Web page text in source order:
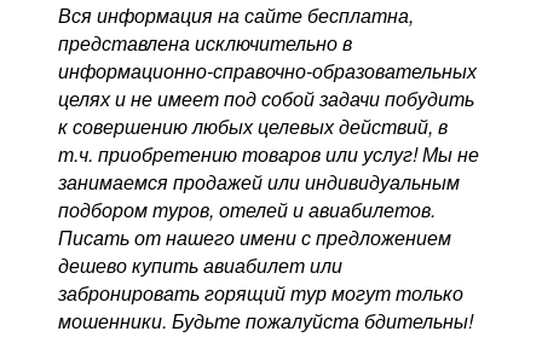
Вся информация на сайте бесплатна,
представлена исключительно в
информационно-справочно-образовательных
целях и не имеет под собой задачи побудить
к совершению любых целевых действий, в
т.ч. приобретению товаров или услуг! Мы не
занимаемся продажей или индивидуальным
подбором туров, отелей и авиабилетов.
Писать от нашего имени с предложением
дешево купить авиабилет или
забронировать горящий тур могут только
мошенники. Будьте пожалуйста бдительны!